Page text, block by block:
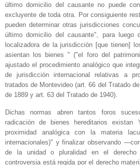
último domicilio del causante no puede
excluyente de toda otra. Por consiguiente
pueden determinar otras jurisdicciones
último domicilio del causante", para luego
localizadora de la jurisdicción [que tienen]
asientan los bienes " ("el foro del
ajustado el procedimiento analógico que
de jurisdicción internacional relativas a
tratados de Montevideo (art. 66 del Tratado
de 1889 y art. 63 del Tratado de 1940).
Dichas normas abren tantos foros
radicación de bienes hereditarios
proximidad analógica con la materia
internacionales)" y finalizar observando
de la unidad o pluralidad en el
controversia está regida por el derecho